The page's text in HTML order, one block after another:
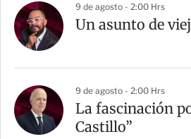
9 de agosto - 2:00 Hrs
Un asunto de
9 de agosto - 2:00 Hrs
La fascinación
Castillo”